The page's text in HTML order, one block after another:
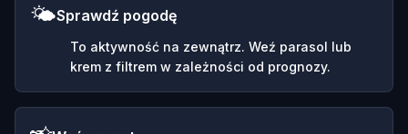
🌤️Sprawdź pogodę
To aktywność na zewnątrz. Weź parasol lub
krem z filtrem w zależności od prognozy.